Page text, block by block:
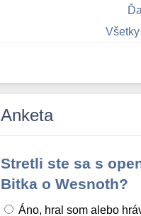
Anketa
Stretli ste sa s
Bitka o Wesnoth?
Áno, hral som alebo